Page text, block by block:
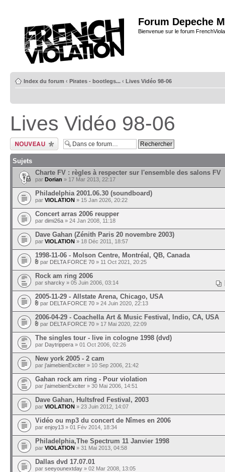
Forum Depeche
Bienvenue sur le forum
Index du forum ‹ Pirates - bootlegs... ‹ Lives Vidéo 98-06
Lives Vidéo 98-06
Ecrire un nouveau
sujet
Sujets
Charte FV : règles à respecter sur l'ensemble des salons FV
par Dorian » 17 Mar 2013, 22:17
Philadelphia 2001.06.30 (soundboard)
par VIOLATION » 15 Jan 2026, 20:22
Concert arras 2006 reupper
par dimi26a » 24 Jan 2008, 11:18
Dave Gahan (Zénith Paris 20 novembre 2003)
par VIOLATION » 18 Déc 2011, 18:57
1998-11-06 - Molson Centre, Montréal, QB, Canada
par DELTA FORCE 70 » 11 Oct 2021, 20:25
Rock am ring 2006
par sharcky » 05 Juin 2006, 03:14
2005-11-29 - Allstate Arena, Chicago, USA
par DELTA FORCE 70 » 24 Juin 2020, 22:13
2006-04-29 - Coachella Art & Music Festival, Indio, CA, USA
par DELTA FORCE 70 » 17 Mai 2020, 22:09
The singles tour - live in cologne 1998 (dvd)
par Daytrippera » 01 Oct 2006, 02:26
New york 2005 - 2 cam
par j'aimebienExciter » 10 Sep 2006, 21:42
Gahan rock am ring - Pour violation
par j'aimebienExciter » 30 Mai 2006, 14:51
Dave Gahan, Hultsfred Festival, 2003
par VIOLATION » 23 Juin 2012, 14:07
Vidéo ou mp3 du concert de Nîmes en 2006
par enjoy13 » 01 Fév 2014, 18:34
Philadelphia,The Spectrum 11 Janvier 1998
par VIOLATION » 31 Mai 2013, 04:58
Dallas dvd 17.07.01
par seeyounextday » 02 Mar 2008, 13:05